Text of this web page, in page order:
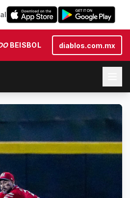
BEISBOL diablos.com.mx